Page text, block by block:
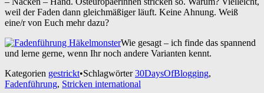
weil der Faden dann gleichmäßiger läuft. Keine Ahnung. Weiß
eine/r von Euch mehr dazu?
Wie gesagt – ich finde das spannend
und lerne gerne, wenn Ihr noch andere Varianten kennt.
Kategorien gestrickt•Schlagwörter30DaysOfBlogging,
Fadenführung, Stricken international